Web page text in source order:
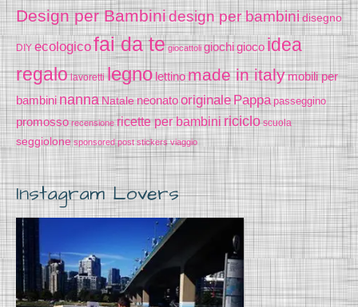
Design per Bambinidesign per bambinidisegno
DIY ecologicofai da te giocattoli giochigioco idea
regalo lavoretti legno lettinomade in italymobili per
bambininannaNataleneonatooriginale Pappa passeggino
promosso recensione ricette per bambini riciclo scuola
seggiolone sponsored post stickers viaggio
Instagram Lovers